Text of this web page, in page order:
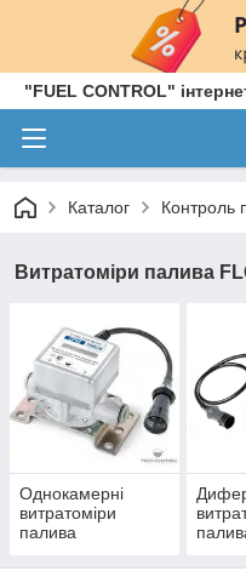
"FUEL CONTROL"
Каталог Контроль
Витратоміри палива
Однокамерні
витратоміри
палива